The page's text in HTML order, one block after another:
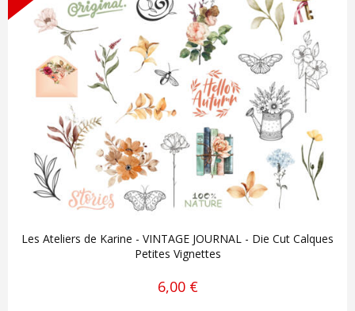
Les Ateliers de Karine - VINTAGE JOURNAL - Die Cut Calques
Petites Vignettes
6,00 €